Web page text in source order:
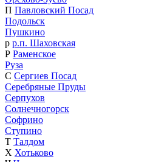
П Павловский Посад
Подольск
Пушкино
р р.п. Шаховская
Р Раменское
Руза
С Сергиев Посад
Серебряные Пруды
Серпухов
Солнечногорск
Софрино
Ступино
Т Талдом
Х Хотьково